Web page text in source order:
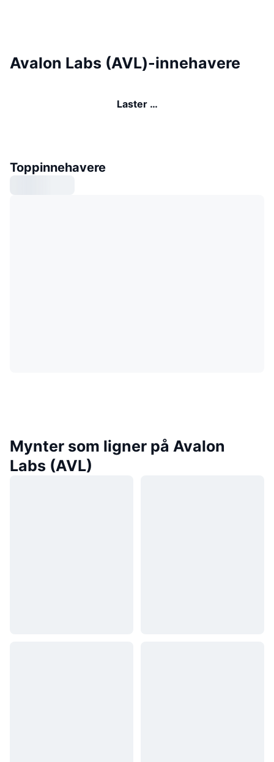
Avalon Labs (AVL)-innehavere
Laster …
Toppinnehavere
Mynter som ligner på Avalon
Labs (AVL)